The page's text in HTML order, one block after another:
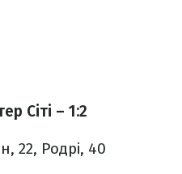
Сіті – 1:2
22, Родрі, 40